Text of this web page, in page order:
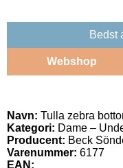
Bedst
Webshop
Navn: Tulla zebra
Kategori: Dame –
Producent: Beck
Varenummer: 6177
EAN: